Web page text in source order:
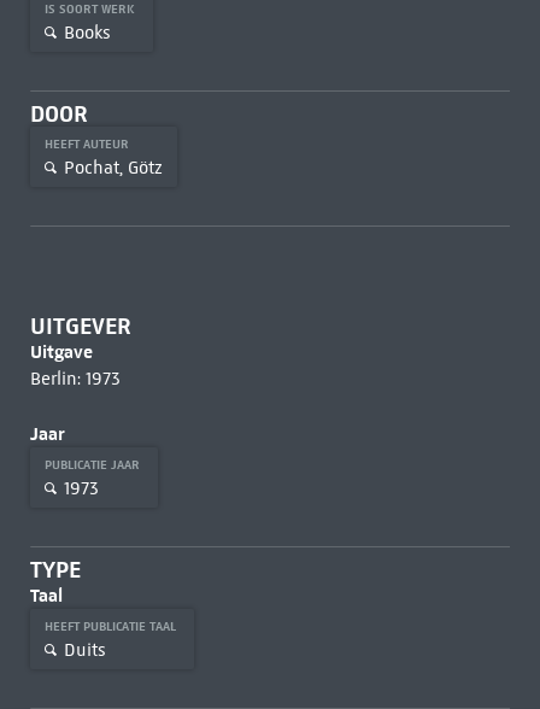
IS SOORT WERK
Books
DOOR
HEEFT AUTEUR
Pochat, Götz
UITGEVER
Uitgave
Berlin: 1973
Jaar
PUBLICATIE JAAR
1973
TYPE
Taal
HEEFT PUBLICATIE TAAL
Duits